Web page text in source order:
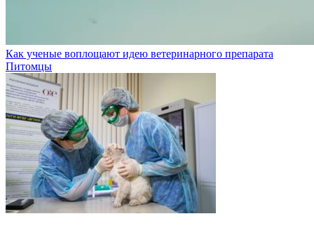
Как ученые воплощают идею ветеринарного препарата
Питомцы